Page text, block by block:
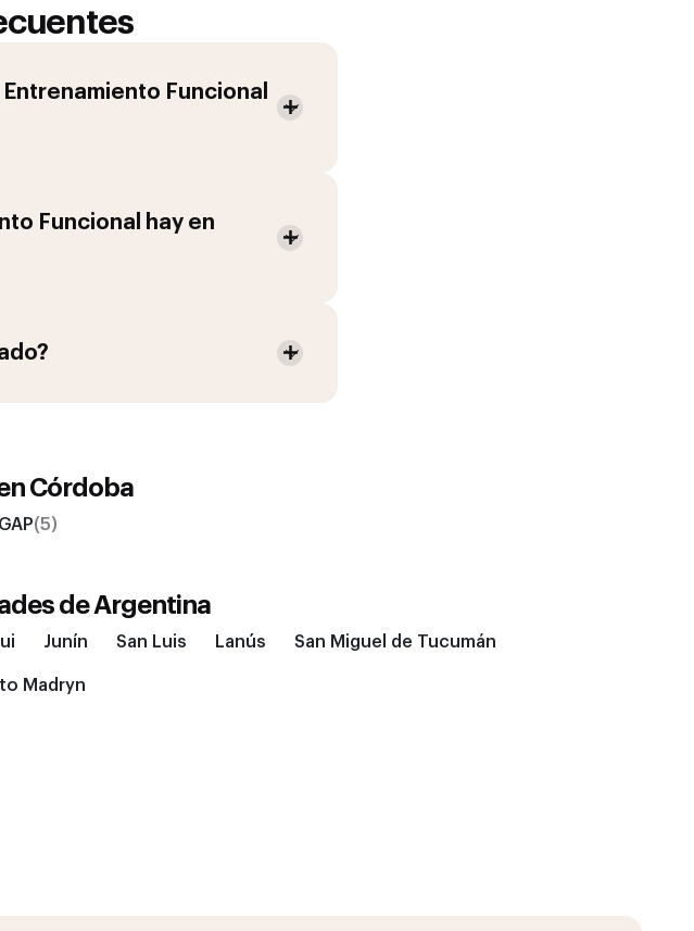
Entrenamiento Funcional
Funcional
hay en
Córdoba
GAP(5)
deArgentina
Junín San Luis Lanús San Miguel de Tucumán
Madryn